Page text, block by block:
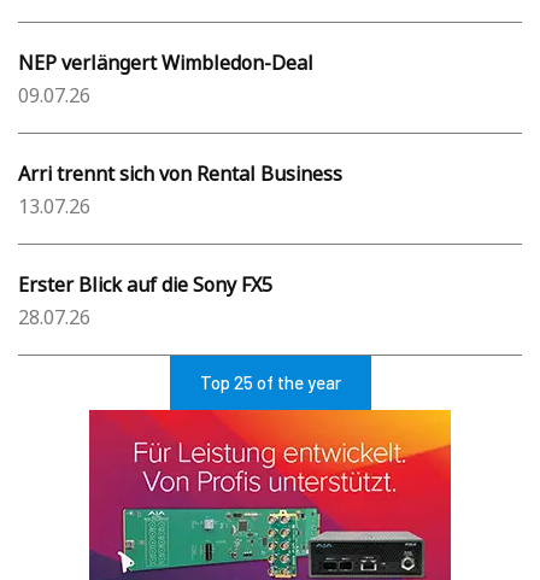
NEP verlängert Wimbledon-Deal
09.07.26
Arri trennt sich von Rental Business
13.07.26
Erster Blick auf die Sony FX5
28.07.26
Top 25 of the year